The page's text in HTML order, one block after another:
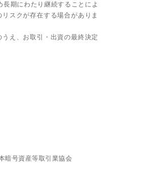
期にわたり継続することによ
スクが存在する場合がありま
え、お取引・出資の最終決定
号資産等取引業協会